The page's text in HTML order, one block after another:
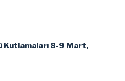
Kutlamaları 8-9 Mart,